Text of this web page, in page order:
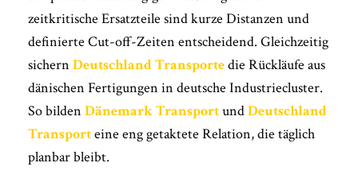
zeitkritische Ersatzteile sind kurze Distanzen und
definierte Cut-off-Zeiten entscheidend. Gleichzeitig
sichern Deutschland Transportedie Rückläufe aus
dänischen Fertigungen in deutsche Industriecluster.
So bilden Dänemark TransportundDeutschland
Transporteine eng getaktete Relation, die täglich
planbar bleibt.